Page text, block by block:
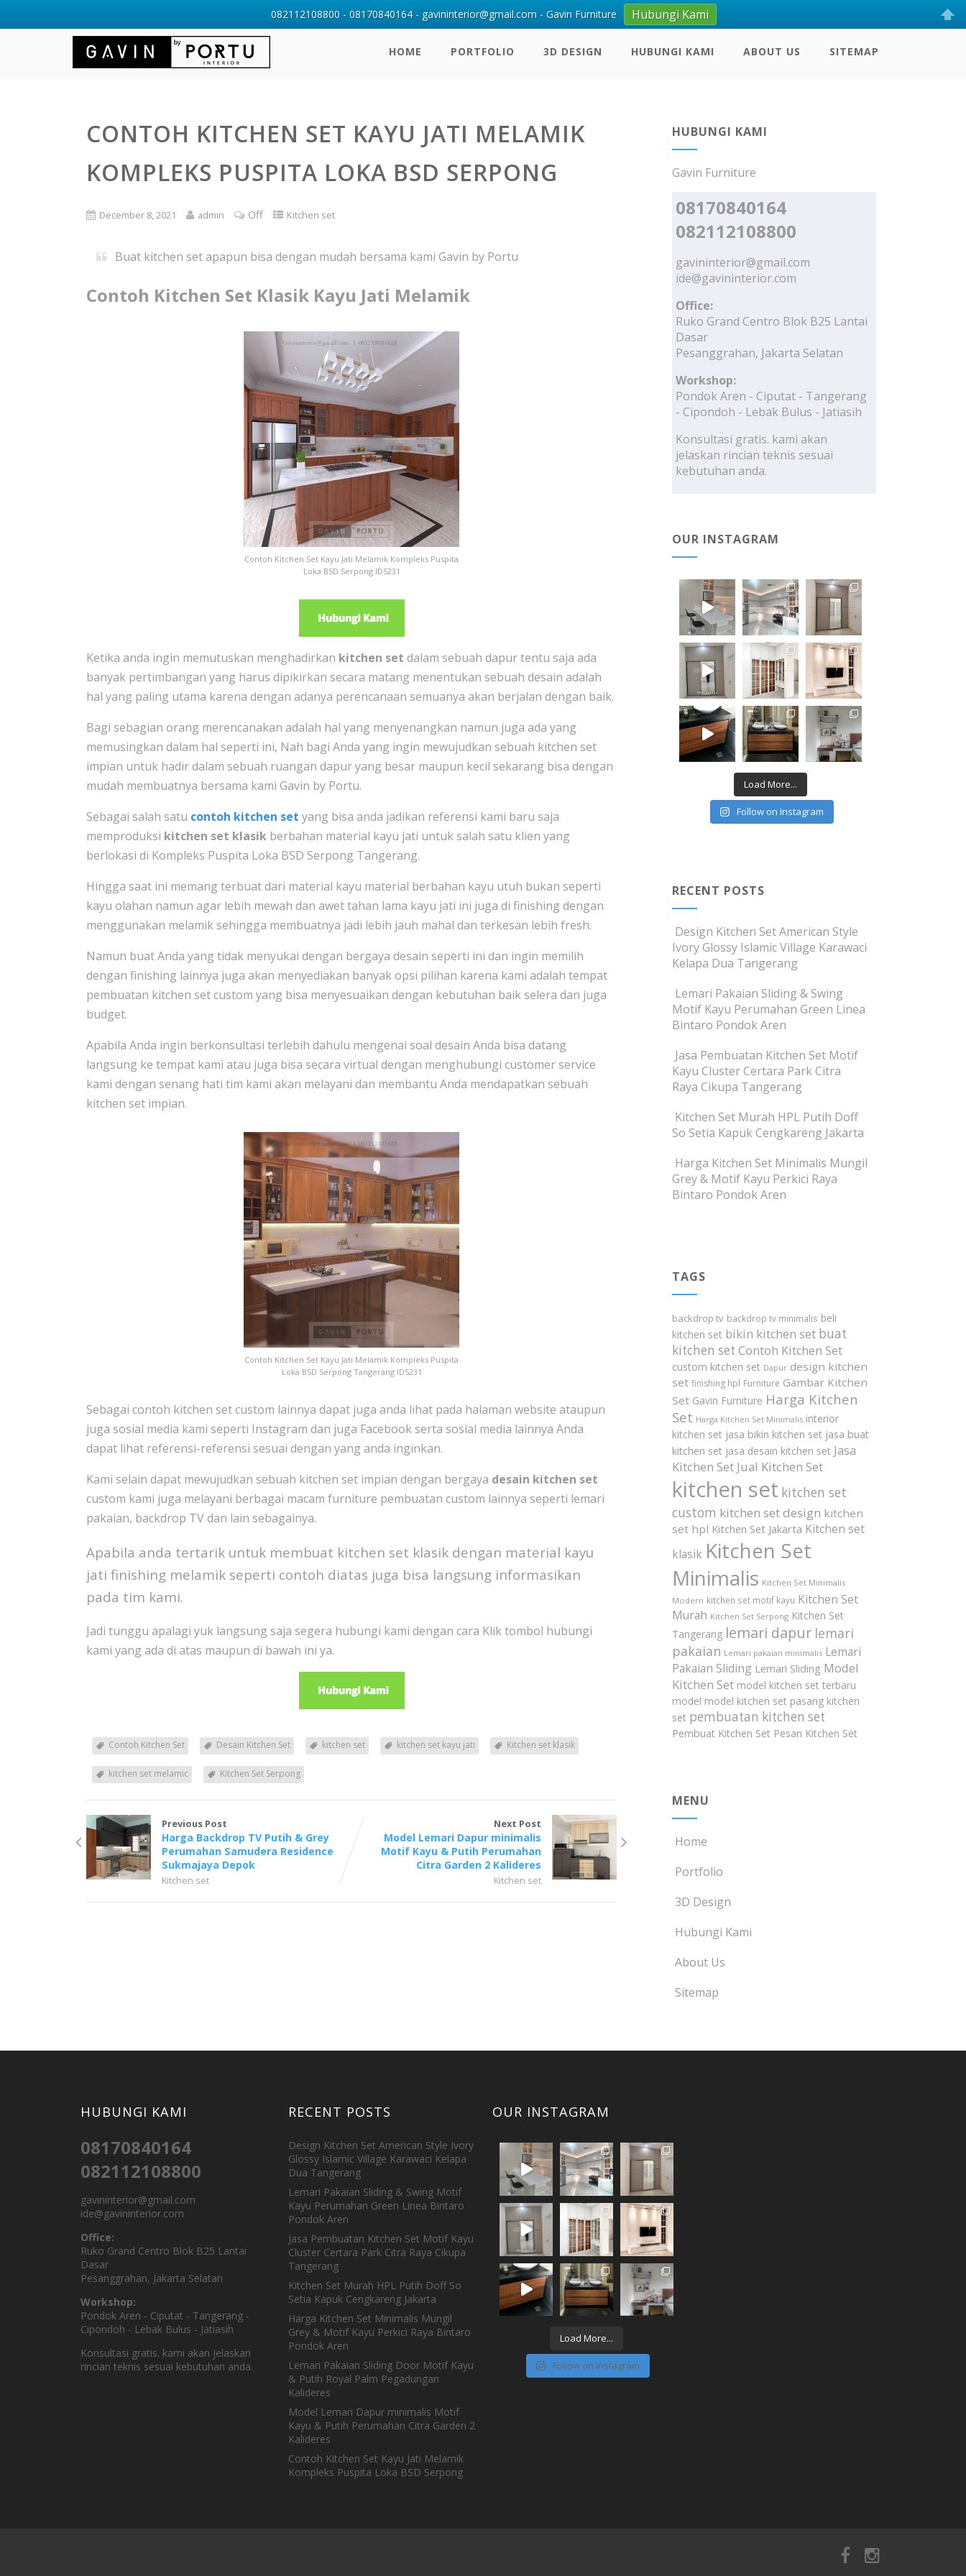
HOME PORTFOLIO 3D DESIGN HUBUNGI KAMI ABOUT US SITEMAP
CONTOH KITCHEN SET KAYU JATI MELAMIK
KOMPLEKS PUSPITA LOKA BSD SERPONG
December 8, 2021 admin Off Kitchen set
Buat kitchen set apapun bisa dengan mudah bersama kami Gavin by Portu
Contoh Kitchen Set Klasik Kayu Jati Melamik
Contoh Kitchen Set Kayu Jati Melamik Kompleks Puspita
Loka BSD Serpong ID5231
Ketika anda ingin memutuskan menghadirkan kitchen set dalam sebuah dapur tentu saja ada
banyak pertimbangan yang harus dipikirkan secara matang menentukan sebuah desain adalah
hal yang paling utama karena dengan adanya perencanaan semuanya akan berjalan dengan baik.
Bagi sebagian orang merencanakan adalah hal yang menyenangkan namun juga ada yang
memusingkan dalam hal seperti ini, Nah bagi Anda yang ingin mewujudkan sebuah kitchen set
impian untuk hadir dalam sebuah ruangan dapur yang besar maupun kecil sekarang bisa dengan
mudah membuatnya bersama kami Gavin by Portu.
Sebagai salah satu contoh kitchen set yang bisa anda jadikan referensi kami baru saja
memproduksi kitchen set klasik berbahan material kayu jati untuk salah satu klien yang
berlokasi di Kompleks Puspita Loka BSD Serpong Tangerang.
Hingga saat ini memang terbuat dari material kayu material berbahan kayu utuh bukan seperti
kayu olahan namun agar lebih mewah dan awet tahan lama kayu jati ini juga di finishing dengan
menggunakan melamik sehingga membuatnya jadi lebih jauh mahal dan terkesan lebih fresh.
Namun buat Anda yang tidak menyukai dengan bergaya desain seperti ini dan ingin memilih
dengan finishing lainnya juga akan menyediakan banyak opsi pilihan karena kami adalah tempat
pembuatan kitchen set custom yang bisa menyesuaikan dengan kebutuhan baik selera dan juga
budget.
Apabila Anda ingin berkonsultasi terlebih dahulu mengenai soal desain Anda bisa datang
langsung ke tempat kami atau juga bisa secara virtual dengan menghubungi customer service
kami dengan senang hati tim kami akan melayani dan membantu Anda mendapatkan sebuah
kitchen set impian.
Contoh Kitchen Set Kayu Jati Melamik Kompleks Puspita
Loka BSD Serpong Tangerang ID5231
Sebagai contoh kitchen set custom lainnya dapat juga anda lihat pada halaman website ataupun
juga sosial media kami seperti Instagram dan juga Facebook serta sosial media lainnya Anda
dapat lihat referensi-referensi sesuai dengan yang anda inginkan.
Kami selain dapat mewujudkan sebuah kitchen set impian dengan bergaya desain kitchen set
custom kami juga melayani berbagai macam furniture pembuatan custom lainnya seperti lemari
pakaian, backdrop TV dan lain sebagainya.
Apabila anda tertarik untuk membuat kitchen set klasik dengan material kayu
jati finishing melamik seperti contoh diatas juga bisa langsung informasikan
pada tim kami.
Jadi tunggu apalagi yuk langsung saja segera hubungi kami dengan cara Klik tombol hubungi
kami yang ada di atas maupun di bawah ini ya.
Contoh Kitchen Set Desain Kitchen Set kitchen set kitchen set kayu jati Kitchen set klasik
kitchen set melamic Kitchen Set Serpong
Previous Post
Harga Backdrop TV Putih & Grey
Perumahan Samudera Residence
Sukmajaya Depok
Kitchen set
Next Post
Model Lemari Dapur minimalis
Motif Kayu & Putih Perumahan
Citra Garden 2 Kalideres
Kitchen set
HUBUNGI KAMI
Gavin Furniture
08170840164
082112108800
gavininterior@gmail.com
ide@gavininterior.com
Office:
Ruko Grand Centro Blok B25 Lantai
Dasar
Pesanggrahan, Jakarta Selatan
Workshop:
Pondok Aren - Ciputat - Tangerang
- Cipondoh - Lebak Bulus - Jatiasih
Konsultasi gratis. kami akan
jelaskan rincian teknis sesuai
kebutuhan anda.
OUR INSTAGRAM
Load More...
Follow on Instagram
RECENT POSTS
Design Kitchen Set American Style
Ivory Glossy Islamic Village Karawaci
Kelapa Dua Tangerang
Lemari Pakaian Sliding & Swing
Motif Kayu Perumahan Green Linea
Bintaro Pondok Aren
Jasa Pembuatan Kitchen Set Motif
Kayu Cluster Certara Park Citra
Raya Cikupa Tangerang
Kitchen Set Murah HPL Putih Doff
So Setia Kapuk Cengkareng Jakarta
Harga Kitchen Set Minimalis Mungil
Grey & Motif Kayu Perkici Raya
Bintaro Pondok Aren
TAGS
backdrop tv backdrop tv minimalis beli
kitchen set bikin kitchen set buat
kitchen set Contoh Kitchen Set
custom kitchen set Dapur design kitchen
set finishing hpl Furniture Gambar Kitchen
Set Gavin Furniture Harga Kitchen
Set Harga Kitchen Set Minimalis interior
kitchen set jasa bikin kitchen set jasa buat
kitchen set jasa desain kitchen set Jasa
Kitchen Set Jual Kitchen Set
kitchen set kitchen set
custom kitchen set design kitchen
set hpl Kitchen Set Jakarta Kitchen set
klasik Kitchen Set
Minimalis Kitchen Set Minimalis
Modern kitchen set motif kayu Kitchen Set
Murah Kitchen Set Serpong Kitchen Set
Tangerang lemari dapur lemari
pakaian Lemari pakaian minimalis Lemari
Pakaian Sliding Lemari Sliding Model
Kitchen Set model kitchen set terbaru
model model kitchen set pasang kitchen
set pembuatan kitchen set
Pembuat Kitchen Set Pesan Kitchen Set
MENU
Home
Portfolio
3D Design
Hubungi Kami
About Us
Sitemap
HUBUNGI KAMI
08170840164
082112108800
gavininterior@gmail.com
ide@gavininterior.com
Office:
Ruko Grand Centro Blok B25 Lantai
Dasar
Pesanggrahan, Jakarta Selatan
Workshop:
Pondok Aren - Ciputat - Tangerang -
Cipondoh - Lebak Bulus - Jatiasih
Konsultasi gratis. kami akan jelaskan
rincian teknis sesuai kebutuhan anda.
RECENT POSTS
Design Kitchen Set American Style Ivory
Glossy Islamic Village Karawaci Kelapa
Dua Tangerang
Lemari Pakaian Sliding & Swing Motif
Kayu Perumahan Green Linea Bintaro
Pondok Aren
Jasa Pembuatan Kitchen Set Motif Kayu
Cluster Certara Park Citra Raya Cikupa
Tangerang
Kitchen Set Murah HPL Putih Doff So
Setia Kapuk Cengkareng Jakarta
Harga Kitchen Set Minimalis Mungil
Grey & Motif Kayu Perkici Raya Bintaro
Pondok Aren
Lemari Pakaian Sliding Door Motif Kayu
& Putih Royal Palm Pegadungan
Kalideres
Model Lemari Dapur minimalis Motif
Kayu & Putih Perumahan Citra Garden 2
Kalideres
Contoh Kitchen Set Kayu Jati Melamik
Kompleks Puspita Loka BSD Serpong
OUR INSTAGRAM
Load More...
Follow on Instagram
082112108800 - 08170840164 - gavininterior@gmail.com - Gavin Furniture Hubungi Kami